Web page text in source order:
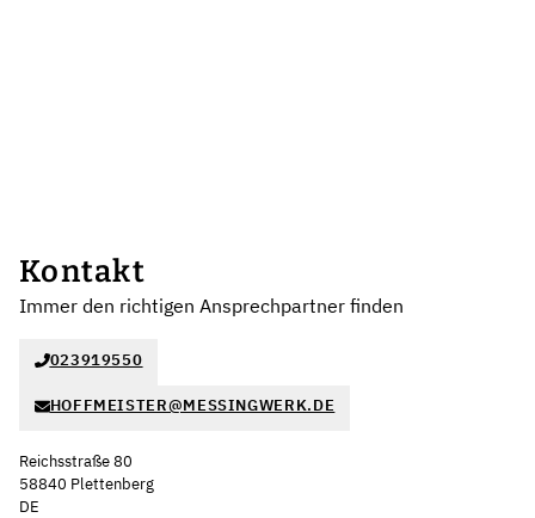
Kontakt
Immer den richtigen Ansprechpartner finden
023919550
HOFFMEISTER@MESSINGWERK.DE
Reichsstraße 80
58840 Plettenberg
DE